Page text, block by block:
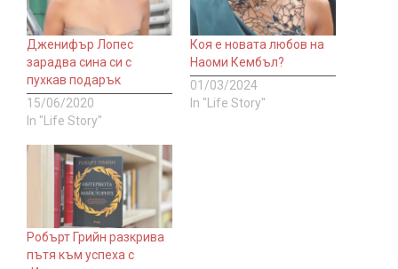
Дженифър Лопес
зарадва сина си с
пухкав подарък
15/06/2020
In "Life Story"
Коя е новата любов на
Наоми Кембъл?
01/03/2024
In "Life Story"
Робърт Грийн разкрива
пътя към успеха с